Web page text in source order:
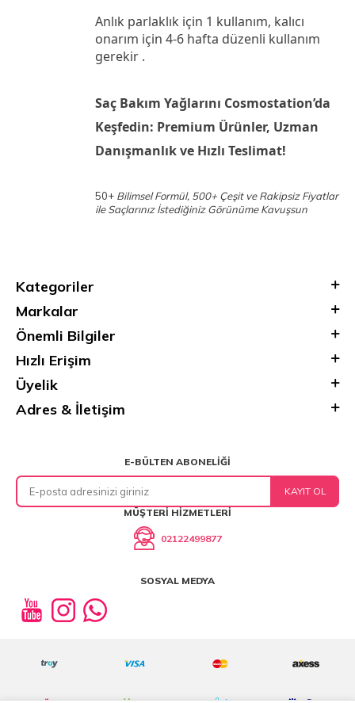
Anlık parlaklık için 1 kullanım, kalıcı
onarım için 4-6 hafta düzenli kullanım
gerekir .
Saç Bakım Yağlarını Cosmostation’da
Keşfedin: Premium Ürünler, Uzman
Danışmanlık ve Hızlı Teslimat!
50+ Bilimsel Formül, 500+ Çeşit ve Rakipsiz Fiyatlar
ile Saçlarınız İstediğiniz Görünüme Kavuşsun
Kategoriler
Markalar
Önemli Bilgiler
Hızlı Erişim
Üyelik
Adres & İletişim
E-BÜLTEN ABONELIĞI
KAYIT OL
MÜŞTERI HIZMETLERI
02122499877
SOSYAL MEDYA